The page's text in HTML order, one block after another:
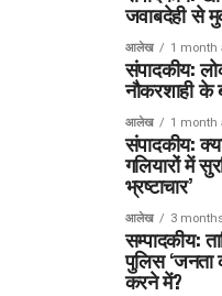
जवाबदेही से
आलेख 1 month
संपादकीय:
नौकरशाही के
आलेख 1 month
संपादकीय:
गलियारों में
भ्रष्टाचार’
आलेख 3
सम्पादकीय:
पुलिस ‘जनता
करने में?